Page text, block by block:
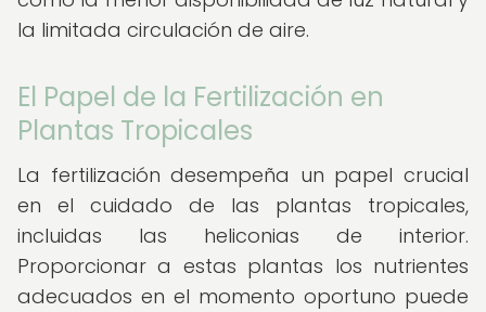
la limitada circulación de aire.
El Papel de la Fertilización en
Plantas Tropicales
La fertilización desempeña un papel crucial
en el cuidado de las plantas tropicales,
incluidas las heliconias de interior.
Proporcionar a estas plantas los nutrientes
adecuados en el momento oportuno puede